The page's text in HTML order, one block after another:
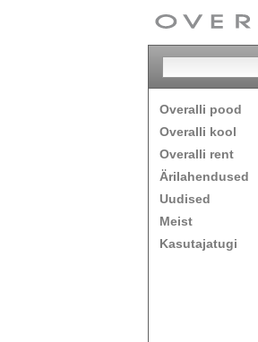
Overalli pood
Overalli kool
Overalli rent
Ärilahendused
Uudised
Meist
Kasutajatugi